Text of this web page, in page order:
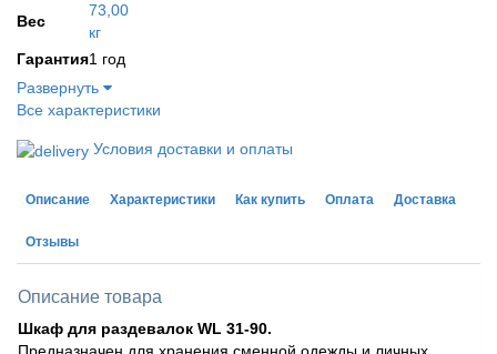
Вес
73,00
кг
Гарантия1 год
Развернуть
Все характеристики
Условия доставки и оплаты
Описание Характеристики Как купить Оплата Доставка
Отзывы
Описание товара
Шкаф для раздевалок WL 31-90.
Предназначен для хранения сменной одежды и личных